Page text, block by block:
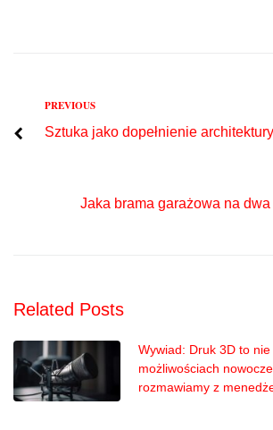
Nawigacja
wpisu
Previous
PREVIOUS
Sztuka jako dopełnienie architektury
Jaka brama garażowa na
Related Posts
Wywiad: Druk 3D to
możliwościach
rozmawiamy z